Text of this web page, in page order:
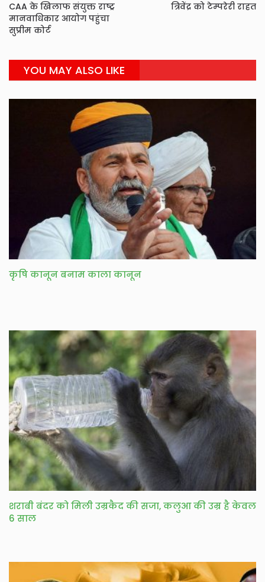
CAA के खिलाफ संयुक्त राष्ट्र
मानवाधिकार आयोग पहुंचा
सुप्रीम कोर्ट
त्रिवेंद्र को टेम्परेरी राहत
YOU MAY ALSO LIKE
कृषि कानून बनाम काला कानून
शराबी बंदर को मिली उम्रकैद की सजा, कलुआ की उम्र है केवल
6 साल